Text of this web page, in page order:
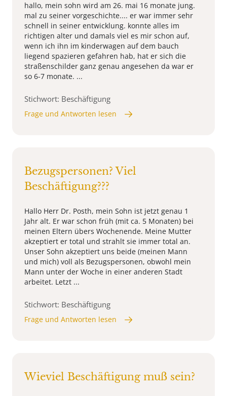
hallo, mein sohn wird am 26. mai 16 monate jung.
mal zu seiner vorgeschichte.... er war immer sehr
schnell in seiner entwicklung. konnte alles im
richtigen alter und damals viel es mir schon auf,
wenn ich ihn im kinderwagen auf dem bauch
liegend spazieren gefahren hab, hat er sich die
straßenschilder ganz genau angesehen da war er
so 6-7 monate. ...
Stichwort: Beschäftigung
Frage und Antworten lesen
Bezugspersonen? Viel
Beschäftigung???
Hallo Herr Dr. Posth, mein Sohn ist jetzt genau 1
Jahr alt. Er war schon früh (mit ca. 5 Monaten) bei
meinen Eltern übers Wochenende. Meine Mutter
akzeptiert er total und strahlt sie immer total an.
Unser Sohn akzeptiert uns beide (meinen Mann
und mich) voll als Bezugspersonen, obwohl mein
Mann unter der Woche in einer anderen Stadt
arbeitet. Letzt ...
Stichwort: Beschäftigung
Frage und Antworten lesen
Wieviel Beschäftigung muß sein?